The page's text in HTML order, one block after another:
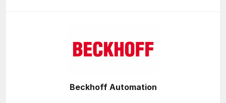
Beckhoff Automation